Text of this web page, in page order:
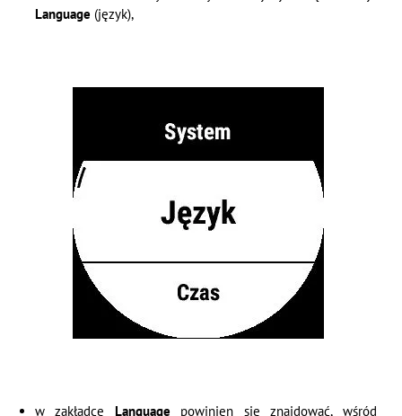
Language (język),
w zakładce Language powinien się znajdować, wśród